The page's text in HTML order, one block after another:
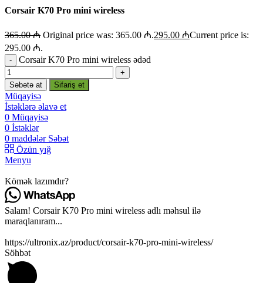
Corsair K70 Pro mini wireless
365.00₼ Original price was: 365.00 ₼.295.00 ₼Current price is:
295.00 ₼.
Corsair K70 Pro mini wireless ədəd
Səbətə at Sifariş et
Müqayisə
İstəklərə əlavə et
0 Müqayisə
0 İstəklər
0 maddələr Səbət
Özün yığ
Menyu
Kömək lazımdır?
Salam! Corsair K70 Pro mini wireless adlı məhsul ilə
maraqlanıram...
https://ultronix.az/product/corsair-k70-pro-mini-wireless/
Söhbət